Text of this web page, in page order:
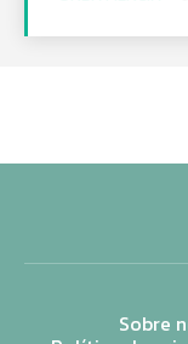
Sobre